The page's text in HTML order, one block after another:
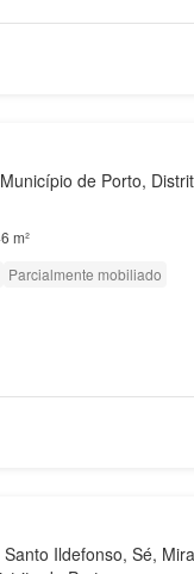
de Porto,
m²
Parcialmente mobiliado
Ildefonso, Sé,